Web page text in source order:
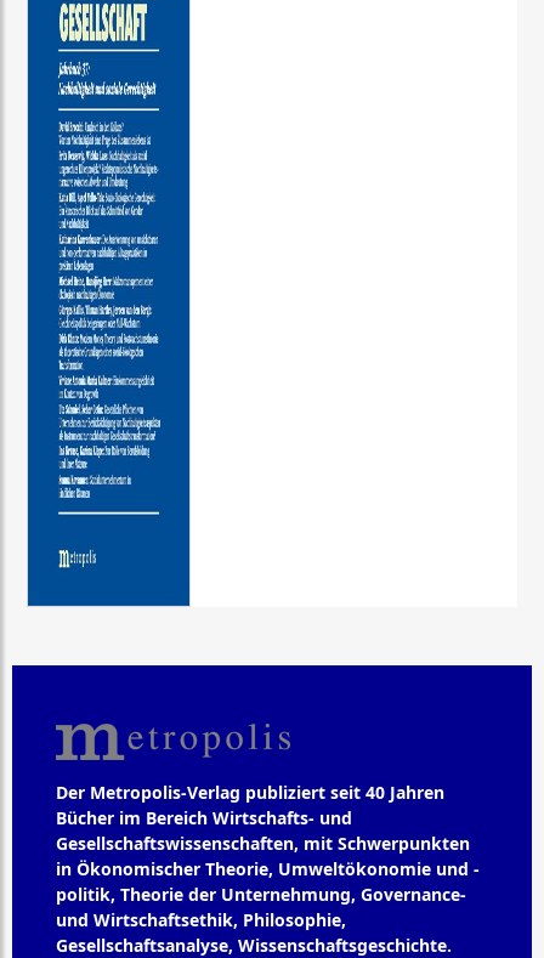
Der Metropolis-Verlag publiziert seit 40 Jahren
Bücher im Bereich Wirtschafts- und
Gesellschaftswissenschaften, mit Schwerpunkten
in Ökonomischer Theorie, Umweltökonomie und -
politik, Theorie der Unternehmung, Governance-
und Wirtschaftsethik, Philosophie,
Gesellschaftsanalyse, Wissenschaftsgeschichte.